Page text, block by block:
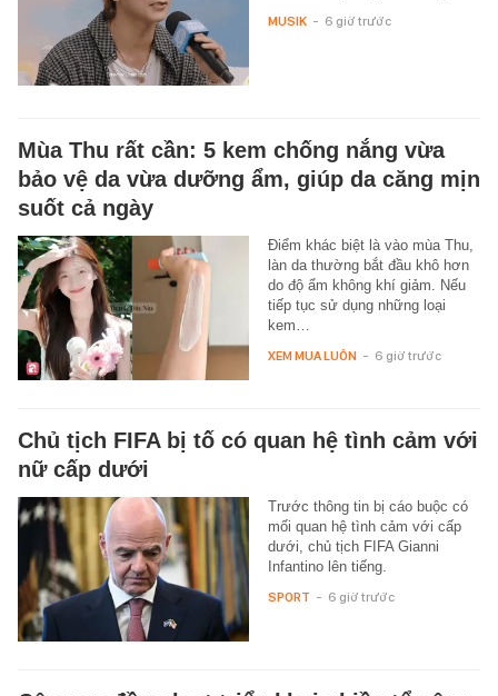
MUSIK - 6 giờ trước
Mùa Thu rất cần: 5 kem chống nắng vừa
bảo vệ da vừa dưỡng ẩm, giúp da căng mịn
suốt cả ngày
Điểm khác biệt là vào mùa Thu,
làn da thường bắt đầu khô hơn
do độ ẩm không khí giảm. Nếu
tiếp tục sử dụng những loại
kem…
XEM MUA LUÔN - 6 giờ trước
Chủ tịch FIFA bị tố có quan hệ tình cảm với
nữ cấp dưới
Trước thông tin bị cáo buộc có
mối quan hệ tình cảm với cấp
dưới, chủ tịch FIFA Gianni
Infantino lên tiếng.
SPORT - 6 giờ trước